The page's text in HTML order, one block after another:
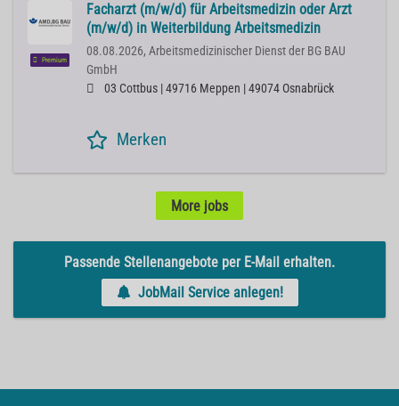
Premium
Facharzt (m/w/d) für Arbeitsmedizin oder Arzt
(m/w/d) in Weiterbildung Arbeitsmedizin
08.08.2026, Arbeitsmedizinischer Dienst der BG BAU
GmbH
03 Cottbus | 49716 Meppen | 49074 Osnabrück
Merken
More jobs
Passende Stellenangebote per E-Mail erhalten.
JobMail Service anlegen!